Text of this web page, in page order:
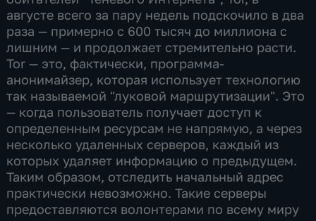
августе всего за пару недель подскочило в два
раза — примерно с 600 тысяч до миллиона с
лишним — и продолжает стремительно расти.
Tor — это, фактически, программа-
анонимайзер, которая использует технологию
так называемой "луковой маршрутизации". Это
— когда пользователь получает доступ к
определенным ресурсам не напрямую, а через
несколько удаленных серверов, каждый из
которых удаляет информацию о предыдущем.
Таким образом, отследить начальный адрес
практически невозможно. Такие серверы
предоставляются волонтерами по всему миру